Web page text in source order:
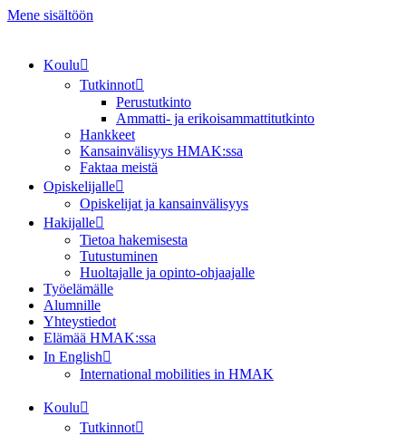
Mene sisältöön
Koulu
Tutkinnot
Perustutkinto
Ammatti- ja erikoisammattitutkinto
Hankkeet
Kansainvälisyys HMAK:ssa
Faktaa meistä
Opiskelijalle
Opiskelijat ja kansainvälisyys
Hakijalle
Tietoa hakemisesta
Tutustuminen
Huoltajalle ja opinto-ohjaajalle
Työelämälle
Alumnille
Yhteystiedot
Elämää HMAK:ssa
In English
International mobilities in HMAK
Koulu
Tutkinnot